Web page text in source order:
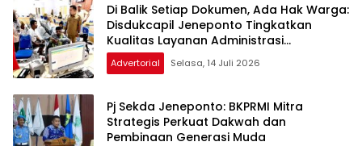
Di Balik Setiap Dokumen, Ada Hak Warga:
Disdukcapil Jeneponto Tingkatkan
Kualitas Layanan Administrasi
Kependudukan
Advertorial Selasa, 14 Juli 2026
Pj Sekda Jeneponto: BKPRMI Mitra
Strategis Perkuat Dakwah dan
Pembinaan Generasi Muda